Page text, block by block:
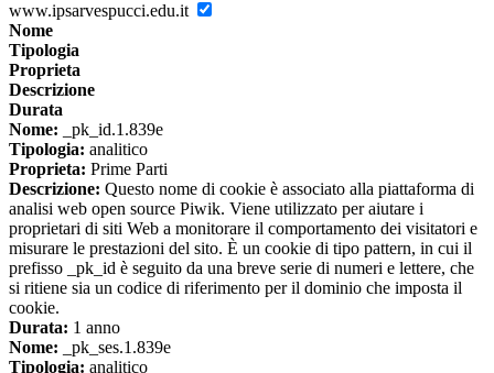
www.ipsarvespucci.edu.it
Nome
Tipologia
Proprieta
Descrizione
Durata
Nome: _pk_id.1.839e
Tipologia: analitico
Proprieta: Prime Parti
Descrizione: Questo nome di cookie è associato alla piattaforma di
analisi web open source Piwik. Viene utilizzato per aiutare i
proprietari di siti Web a monitorare il comportamento dei visitatori e
misurare le prestazioni del sito. È un cookie di tipo pattern, in cui il
prefisso _pk_id è seguito da una breve serie di numeri e lettere, che
si ritiene sia un codice di riferimento per il dominio che imposta il
cookie.
Durata: 1 anno
Nome: _pk_ses.1.839e
Tipologia: analitico